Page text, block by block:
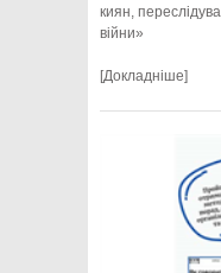
киян,
війни»
[Докладніше]